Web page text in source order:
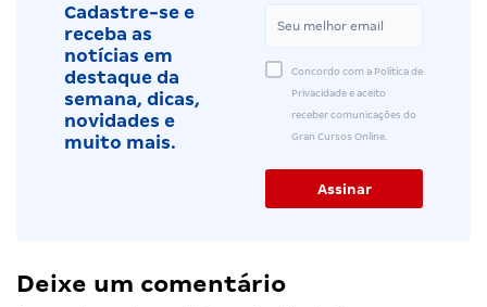
Cadastre-se e
receba as
notícias em
destaque da
semana, dicas,
novidades e
muito mais.
Concordo com a Política de
Privacidade e aceito
receber comunicações do
Gran Cursos Online.
Deixe um comentário